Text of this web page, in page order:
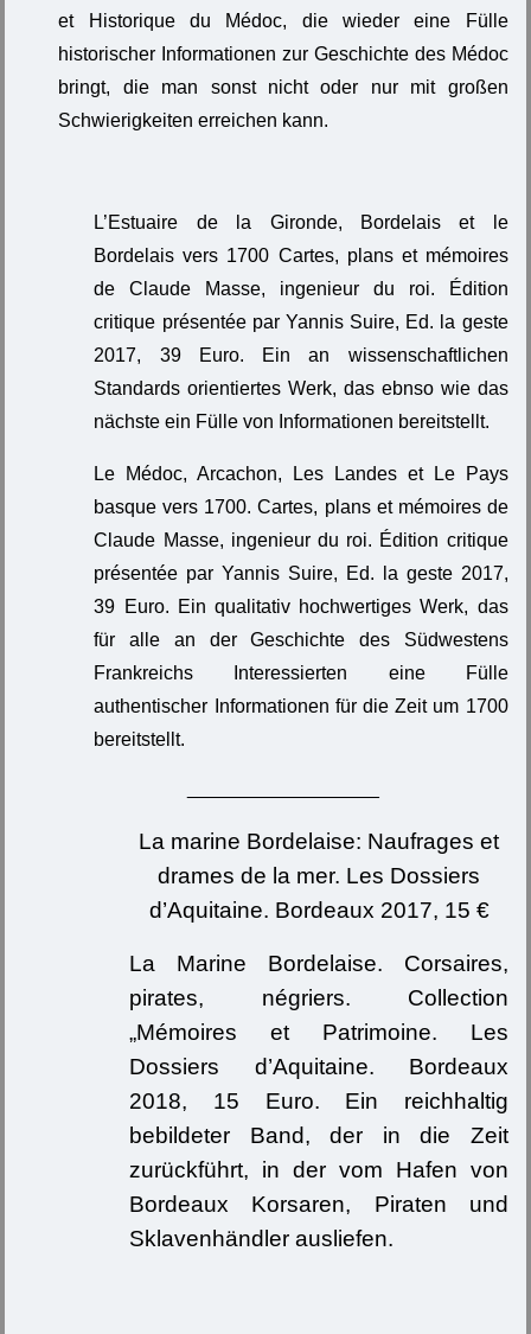
et Historique du Médoc, die wieder eine Fülle
historischer Informationen zur Geschichte des Médoc
bringt, die man sonst nicht oder nur mit großen
Schwierigkeiten erreichen kann.
L’Estuaire de la Gironde, Bordelais et le
Bordelais vers 1700 Cartes, plans et mémoires
de Claude Masse, ingenieur du roi. Édition
critique présentée par Yannis Suire, Ed. la geste
2017, 39 Euro. Ein an wissenschaftlichen
Standards orientiertes Werk, das ebnso wie das
nächste ein Fülle von Informationen bereitstellt.
Le Médoc, Arcachon, Les Landes et Le Pays
basque vers 1700. Cartes, plans et mémoires de
Claude Masse, ingenieur du roi. Édition critique
présentée par Yannis Suire, Ed. la geste 2017,
39 Euro. Ein qualitativ hochwertiges Werk, das
für alle an der Geschichte des Südwestens
Frankreichs Interessierten eine Fülle
authentischer Informationen für die Zeit um 1700
bereitstellt.
La marine Bordelaise: Naufrages et
drames de la mer. Les Dossiers
d’Aquitaine. Bordeaux 2017, 15 €
La Marine Bordelaise. Corsaires,
pirates, négriers. Collection
„Mémoires et Patrimoine. Les
Dossiers d’Aquitaine. Bordeaux
2018, 15 Euro. Ein reichhaltig
bebildeter Band, der in die Zeit
zurückführt, in der vom Hafen von
Bordeaux Korsaren, Piraten und
Sklavenhändler ausliefen.